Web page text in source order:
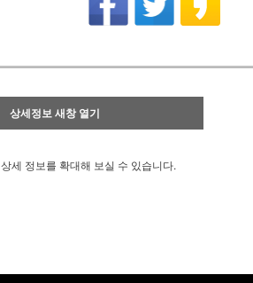
상세정보 새창 열기
상세 정보를 확대해 보실 수 있습니다.